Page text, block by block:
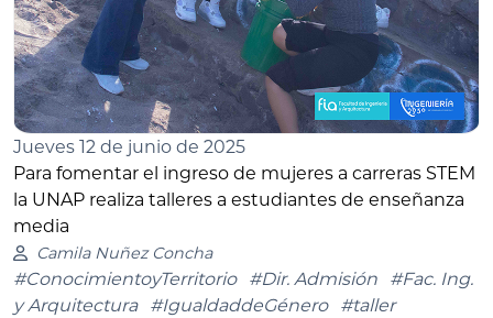
Jueves 12 de junio de 2025
Para fomentar el ingreso de mujeres a carreras STEM
la UNAP realiza talleres a estudiantes de enseñanza
media
Camila Nuñez Concha
#ConocimientoyTerritorio #Dir. Admisión
#Fac. Ing.
y Arquitectura
#IgualdaddeGénero #taller